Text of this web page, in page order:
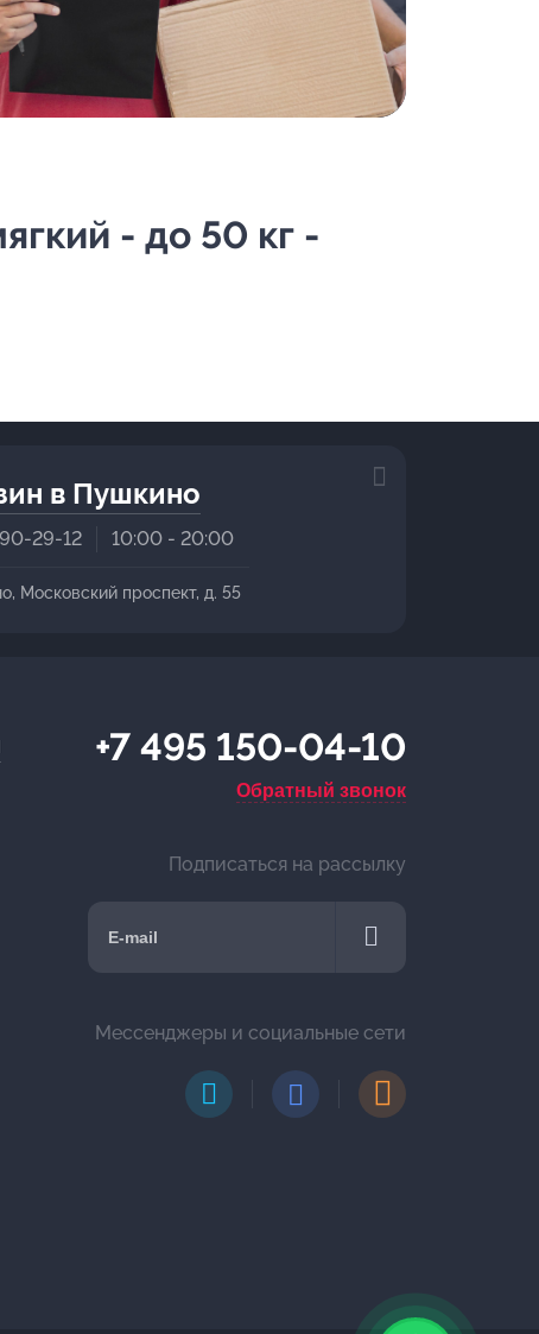
- до 50 кг -
в Пушкино
29-12 10:00 - 20:00
Московский проспект, д. 55
+7 495 150-04-10
Обратный звонок
Подписаться на рассылку
Мессенджеры и социальные сети